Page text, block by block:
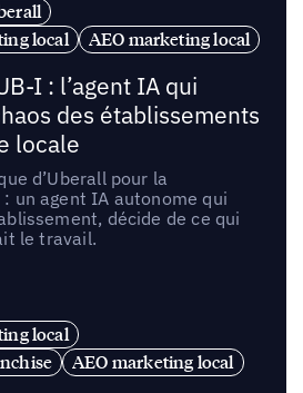
local
AEO marketing local
I : l’agent IA qui
des établissements
locale
d’Uberall pour la
un agent IA autonome qui
décide de ce qui
le travail.
local
AEO marketing local